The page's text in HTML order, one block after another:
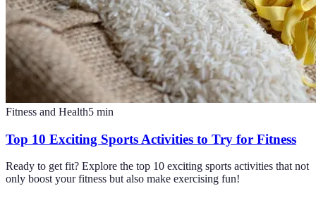
Fitness and Health5 min
Top 10 Exciting Sports Activities to Try for Fitness
Ready to get fit? Explore the top 10 exciting sports activities that not
only boost your fitness but also make exercising fun!